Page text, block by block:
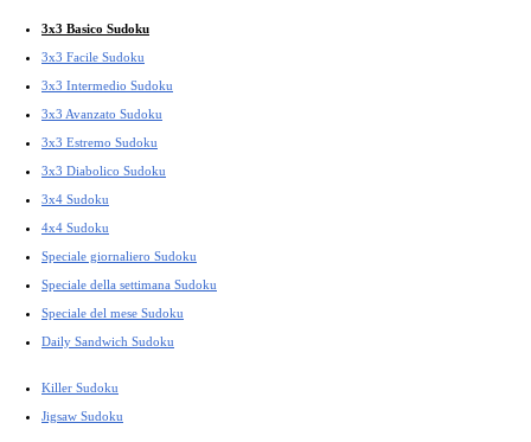
3x3 Basico Sudoku
3x3 Facile Sudoku
3x3 Intermedio Sudoku
3x3 Avanzato Sudoku
3x3 Estremo Sudoku
3x3 Diabolico Sudoku
3x4 Sudoku
4x4 Sudoku
Speciale giornaliero Sudoku
Speciale della settimana Sudoku
Speciale del mese Sudoku
Daily Sandwich Sudoku
Killer Sudoku
Jigsaw Sudoku